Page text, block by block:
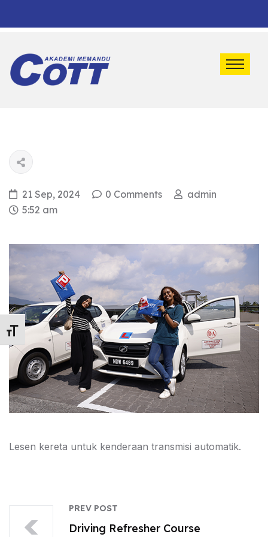
Toggle Font size
Default marquee content!
21 Sep, 2024 0 Comments
admin
5:52 am
Lesen kereta untuk kenderaan transmisi automatik.
PREV POST
Driving Refresher Course